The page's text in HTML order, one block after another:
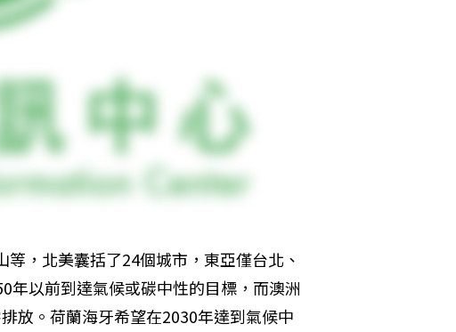
，北美囊括了24個城市，東亞僅台北、
年以前到達氣候或碳中性的目標，而澳洲
放。荷蘭海牙希望在2030年達到氣候中